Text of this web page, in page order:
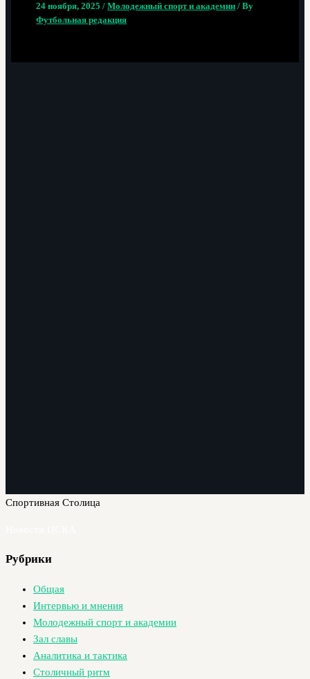
24 ноября, 2025/Молодежный спорт и академии / By
Футбольная редакция
Спортивная Столица
Рубрики
Общая
Интервью и мнения
Молодежный спорт и академии
Зал славы
Аналитика и тактика
Столичный ритм